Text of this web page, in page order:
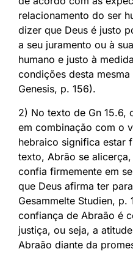
relacionamento do ser
dizer que Deus é justo
a seu juramento ou à
humano e justo à
condições desta
Genesis, p. 156).
2) No texto de Gn 15.6,
em combinação com o
hebraico significa estar
texto, Abrão se
confia firmemente em
que Deus afirma ter
Gesammelte Studien, p.
confiança de Abraão é
justiça, ou seja, a
Abraão diante da